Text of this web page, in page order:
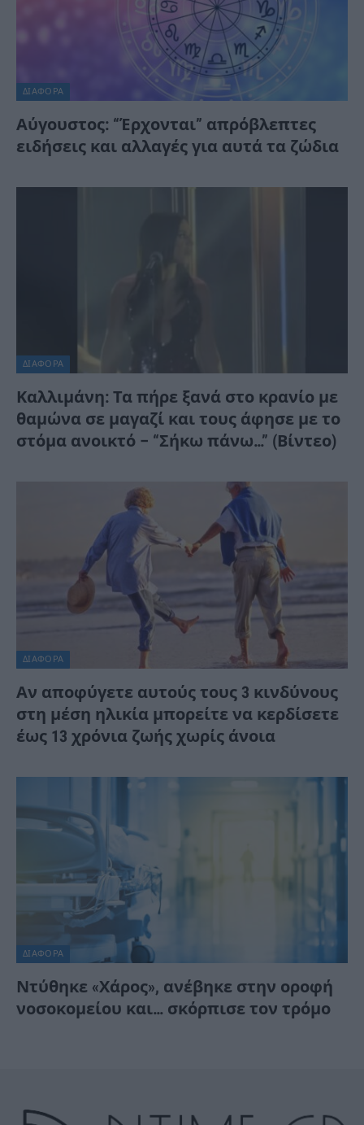
ΔΙΆΦΟΡΑ
Αύγουστος: “Έρχονται” απρόβλεπτες
ειδήσεις και αλλαγές για αυτά τα ζώδια
ΔΙΆΦΟΡΑ
Καλλιμάνη: Τα πήρε ξανά στο κρανίο με
θαμώνα σε μαγαζί και τους άφησε με το
στόμα ανοικτό – “Σήκω πάνω…” (Βίντεο)
ΔΙΆΦΟΡΑ
Αν αποφύγετε αυτούς τους 3 κινδύνους
στη μέση ηλικία μπορείτε να κερδίσετε
έως 13 χρόνια ζωής χωρίς άνοια
ΔΙΆΦΟΡΑ
Ντύθηκε «Χάρος», ανέβηκε στην οροφή
νοσοκομείου και… σκόρπισε τον τρόμο